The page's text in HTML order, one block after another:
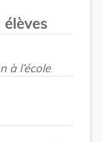
élèves
à l’école